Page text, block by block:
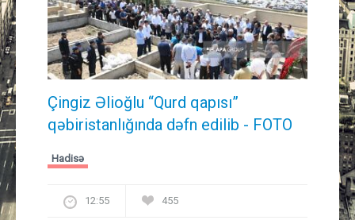
Çingiz Əlioğlu “Qurd qapısı”
qəbiristanlığında dəfn edilib - FOTO
Hadisə
12:55 455